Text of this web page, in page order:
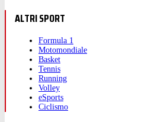
ALTRI SPORT
Formula 1
Motomondiale
Basket
Tennis
Running
Volley
eSports
Ciclismo